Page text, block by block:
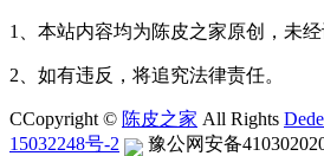
1、本站内容均为陈皮之家原创，未经
2、如有违反，将追究法律责任。
CCopyright © 陈皮之家 All Rights
15032248号-2
豫公网安备